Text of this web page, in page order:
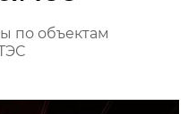
по объектам